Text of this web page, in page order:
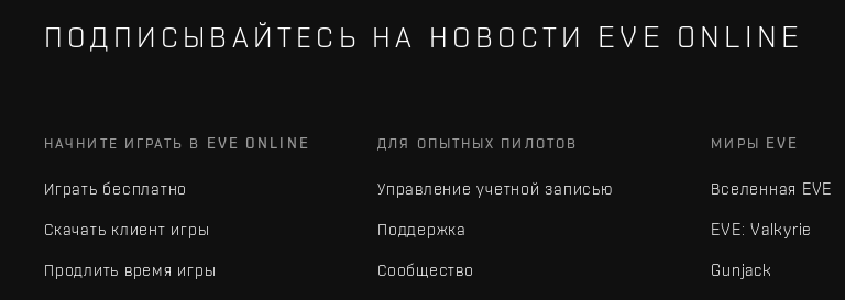
ПОДПИСЫВАЙТЕСЬ НА НОВОСТИ EVE ONLINE
НАЧНИТЕ ИГРАТЬ В EVE ONLINE
Играть бесплатно
Скачать клиент игры
Продлить время игры
ДЛЯ ОПЫТНЫХ ПИЛОТОВ
Управление учетной записью
Поддержка
Сообщество
МИРЫ EVE
Вселенная EVE
EVE: Valkyrie
Gunjack